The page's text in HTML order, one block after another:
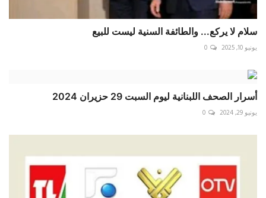
سلام لا يركع... والطائفة السنية ليست للبيع
يونيو 10, 2025 0
أسرار الصحف اللبنانية ليوم السبت 29 حزيران 2024
يونيو 29, 2024 0